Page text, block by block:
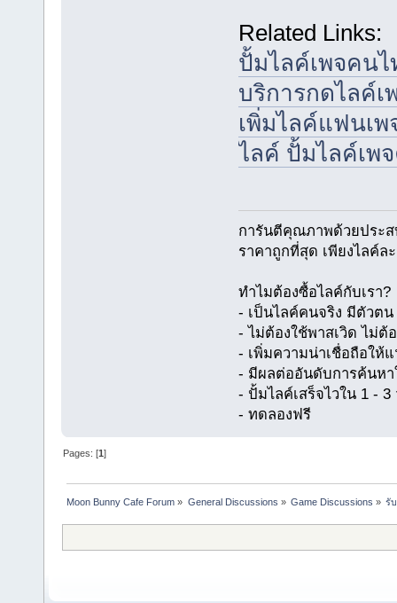
Related Links:
ปั้มไลค์เพจคน
บริการกดไลค์เ
เพิ่มไลค์แฟนเ
ไลค์ ปั้มไลค์เพ
การันตีคุณภาพด้วยประ
ราคาถูกที่สุด เพียงไลค์ล
ทำไมต้องซื้อไลค์กับเรา?
- เป็นไลค์คนจริง มีตัวตน
- ไม่ต้องใช้พาสเวิด ไม่ต้
- เพิ่มความน่าเชื่อถือให้
- มีผลต่ออันดับการค้นหา
- ปั้มไลค์เสร็จไวใน 1 - 3
- ทดลองฟรี
Pages: [1]
Moon Bunny Cafe Forum » General Discussions » Game Discussions » รั